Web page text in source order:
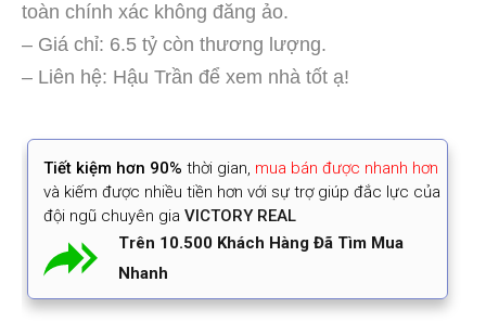
toàn chính xác không đăng ảo.
– Giá chỉ: 6.5 tỷ còn thương lượng.
– Liên hệ: Hậu Trần để xem nhà tốt ạ!
Tiết kiệm hơn 90% thời gian, mua bán được nhanh hơn
và kiếm được nhiều tiền hơn với sự trợ giúp đắc lực của
đội ngũ chuyên gia VICTORY REAL
Trên 10.500 Khách Hàng Đã Tìm Mua
Nhanh